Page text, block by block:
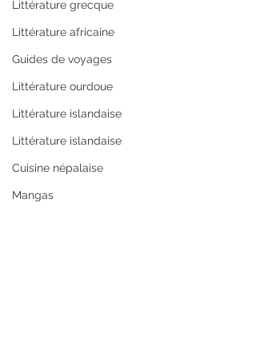
Littérature grecque
Littérature africaine
Guides de voyages
Littérature ourdoue
Littérature islandaise
Littérature islandaise
Cuisine népalaise
Mangas